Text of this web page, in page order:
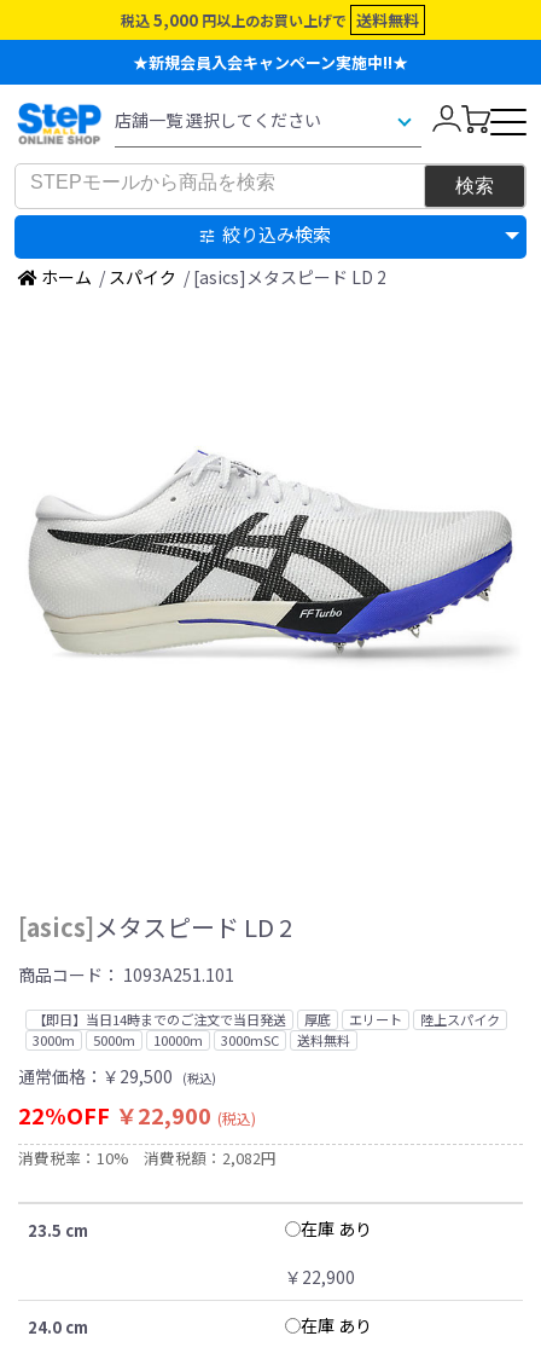
税込 5,000 円以上のお買い上げで 送料無料
★新規会員入会キャンペーン実施中!!★
絞り込み検索
ホーム / スパイク / [asics]メタスピード LD 2
[asics]メタスピード LD 2
商品コード： 1093A251.101
【即日】当日14時までのご注文で当日発送 厚底 エリート
陸上スパイク
3000m
5000m 10000m 3000mSC 送料無料
通常価格： ￥29,500 (税込)
22%OFF ￥22,900 (税込)
消費税率：10% 消費税額：2,082円
23.5 cm
在庫 あり
￥22,900
24.0 cm
在庫 あり